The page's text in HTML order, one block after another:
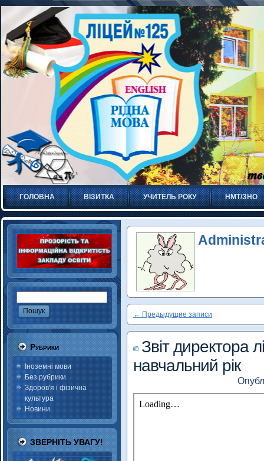
ГОЛОВНА ВІЗИТКА УЧИТЕЛЬ РОКУ НМТ/ЗНО
Рубрики
Іноземні мови
Без рубрики
Здоров'я і фізична
культура
Новини
ЗВЕРНІТЬ УВАГУ!
← Предыдущие записи
Звіт директора
навчальний рік